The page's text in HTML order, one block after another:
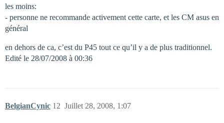
les moins:
- personne ne recommande activement cette carte, et les CM asus en
général
en dehors de ca, c’est du P45 tout ce qu’il y a de plus traditionnel.
Edité le 28/07/2008 à 00:36
BelgianCynic Juillet 28, 2008, 1:07
12